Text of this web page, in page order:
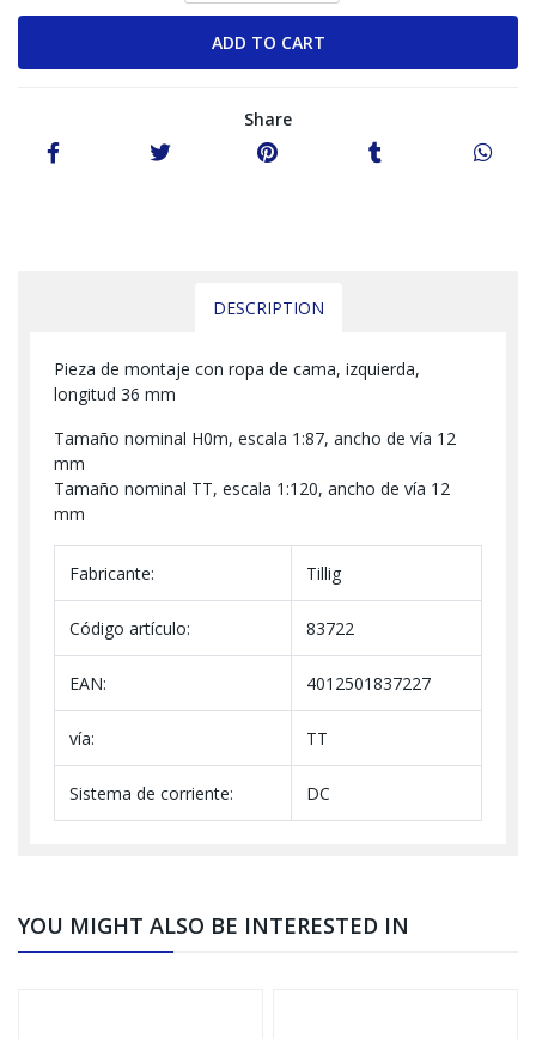
Share
DESCRIPTION
Pieza de montaje con ropa de cama, izquierda,
longitud 36 mm
Tamaño nominal H0m, escala 1:87, ancho de vía 12
mm
Tamaño nominal TT, escala 1:120, ancho de vía 12
mm
Fabricante: Tillig
Código artículo: 83722
EAN: 4012501837227
vía: TT
Sistema de corriente: DC
YOU MIGHT ALSO BE INTERESTED IN